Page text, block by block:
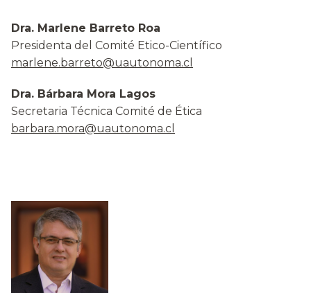
Dra. Marlene Barreto Roa
Presidenta del Comité Etico-Científico
marlene.barreto@uautonoma.cl
Dra. Bárbara Mora Lagos
Secretaria Técnica Comité de Ética
barbara.mora@uautonoma.cl